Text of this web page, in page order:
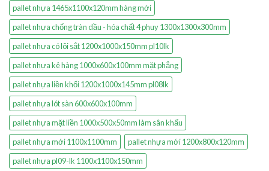
pallet nhựa 1465x1100x120mm hàng mới
pallet nhựa chống tràn dầu - hóa chất 4 phuy 1300x1300x300mm
pallet nhựa có lõi sắt 1200x1000x150mm pl10lk
pallet nhựa kê hàng 1000x600x100mm mặt phẳng
pallet nhựa liền khối 1200x1000x145mm pl08lk
pallet nhựa lót sàn 600x600x100mm
pallet nhựa mặt liền 1000x500x50mm làm sân khấu
pallet nhựa mới 1100x1100mm
pallet nhựa mới 1200x800x120mm
pallet nhựa pl09-lk 1100x1100x150mm